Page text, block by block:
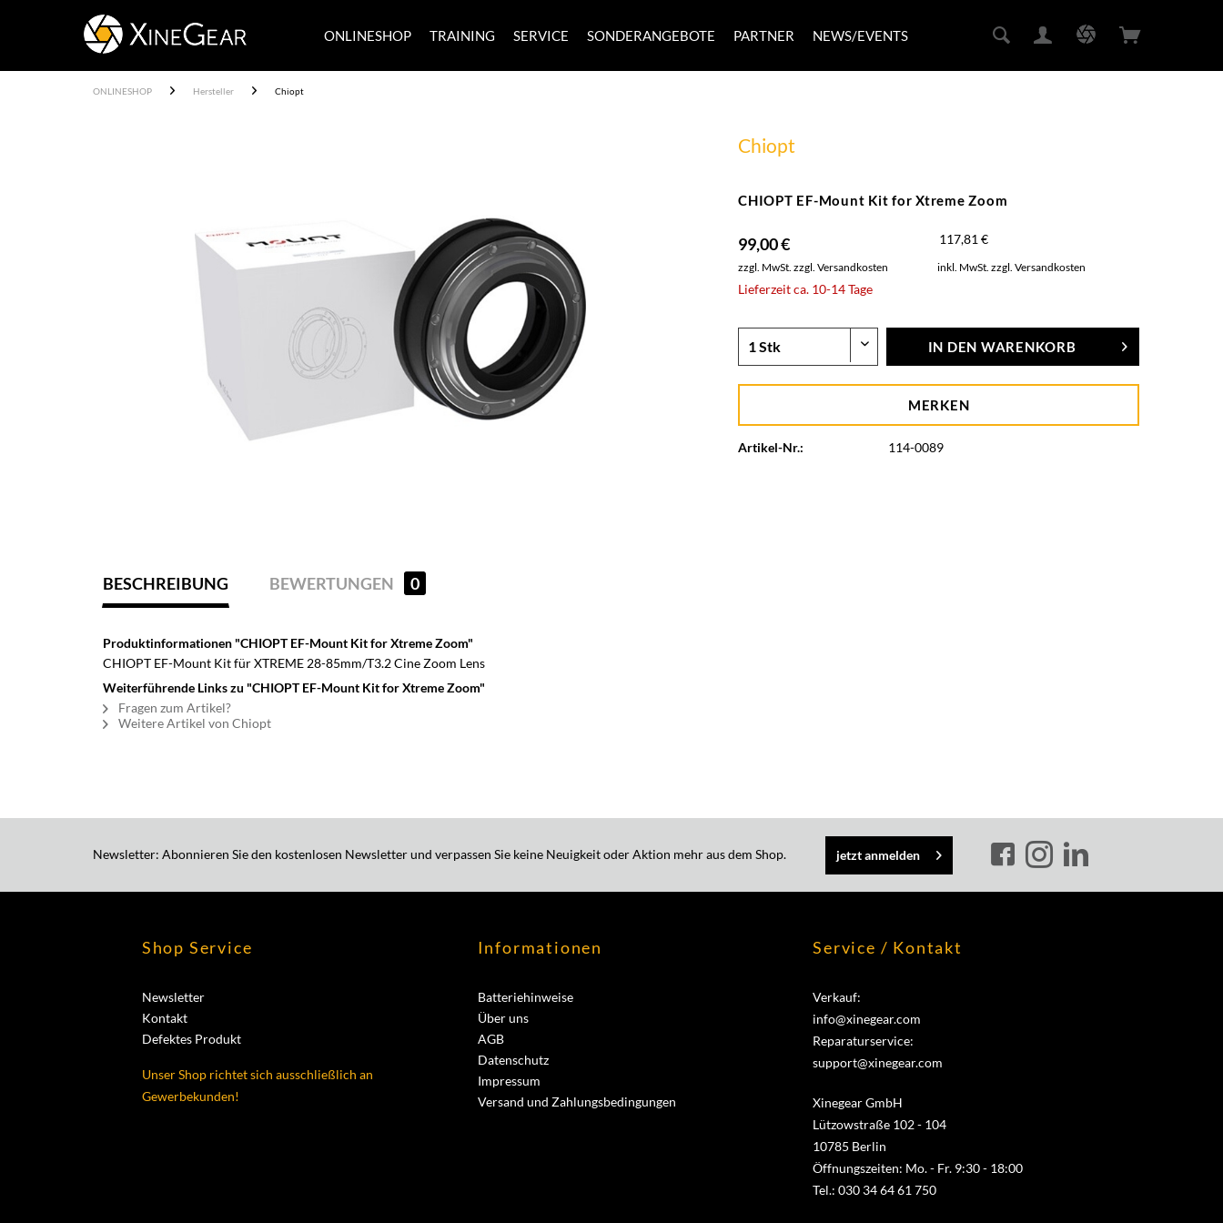
ONLINESHOP TRAINING SERVICE SONDERANGEBOTE PARTNER NEWS/EVENTS
ONLINESHOP Hersteller Chiopt
Chiopt
CHIOPT EF-Mount Kit for Xtreme Zoom
99,00 € 117,81 €
zzgl. MwSt.zzgl. Versandkosten inkl. MwSt.zzgl. Versandkosten
Lieferzeit ca. 10-14 Tage
IN DEN WARENKORB
MERKEN
Artikel-Nr.: 114-0089
BESCHREIBUNG BEWERTUNGEN 0
Produktinformationen "CHIOPT EF-Mount Kit for Xtreme Zoom"
CHIOPT EF-Mount Kit für XTREME 28-85mm/T3.2 Cine Zoom Lens
Weiterführende Links zu "CHIOPT EF-Mount Kit for Xtreme Zoom"
Fragen zum Artikel?
Weitere Artikel von Chiopt
Newsletter: Abonnieren Sie den kostenlosen Newsletter und verpassen Sie keine Neuigkeit oder Aktion mehr aus dem Shop. jetzt anmelden
Shop Service
Newsletter
Kontakt
Defektes Produkt
Unser Shop richtet sich ausschließlich an
Gewerbekunden!
Informationen
Batteriehinweise
Über uns
AGB
Datenschutz
Impressum
Versand und Zahlungsbedingungen
Service / Kontakt
Verkauf:
info@xinegear.com
Reparaturservice:
support@xinegear.com
Xinegear GmbH
Lützowstraße 102 - 104
10785 Berlin
Öffnungszeiten: Mo. - Fr. 9:30 - 18:00
Tel.: 030 34 64 61 750